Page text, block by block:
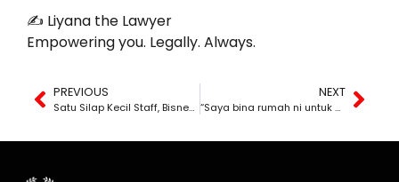
✍️ Liyana the Lawyer
Empowering you. Legally. Always.
PREVIOUS
Satu Silap Kecil Staff, Bisnes Hampir Hancur
NEXT
“Saya bina rumah ni untuk saya duduk sendiri. Takkan kontraktor pun nak saman saya bawah CIPAA?”